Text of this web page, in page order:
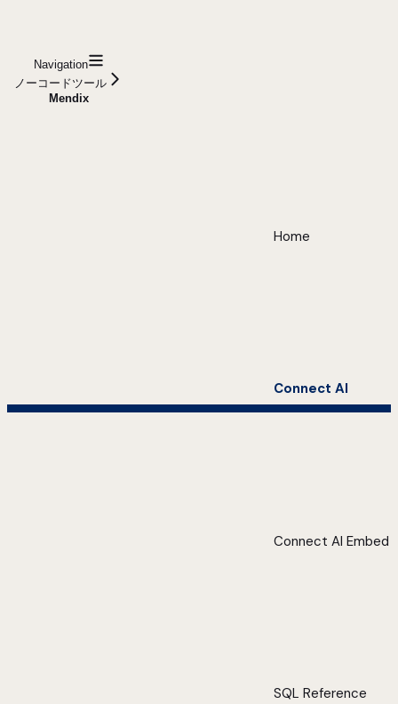
Navigation
ノーコードツール
Mendix
Home
Connect AI
Connect AI Embed
SQL Reference